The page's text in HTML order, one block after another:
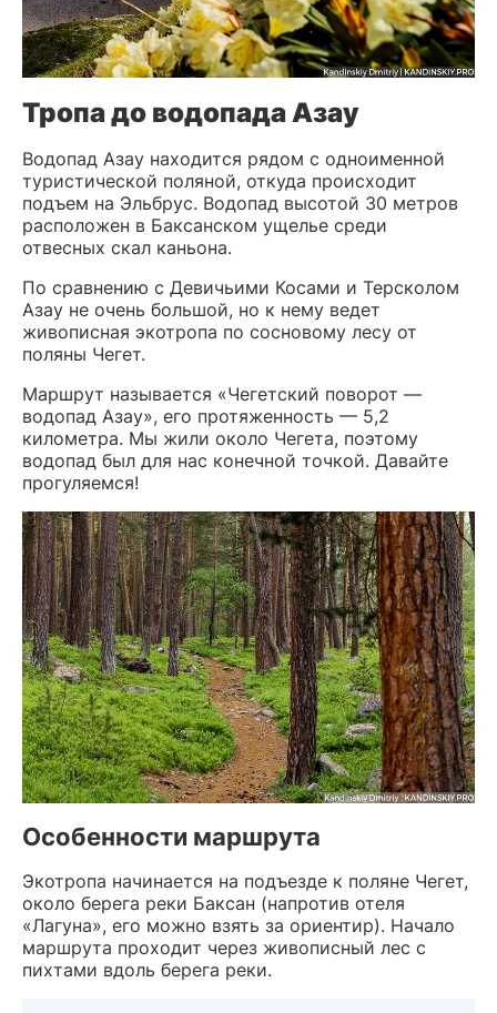
Тропа до водопада Азау
Водопад Азау находится рядом с одноименной
туристической поляной, откуда происходит
подъем на Эльбрус. Водопад высотой 30 метров
расположен в Баксанском ущелье среди
отвесных скал каньона.
По сравнению с Девичьими Косами и Терсколом
Азау не очень большой, но к нему ведет
живописная экотропа по сосновому лесу от
поляны Чегет.
Маршрут называется «Чегетский поворот —
водопад Азау», его протяженность — 5,2
километра. Мы жили около Чегета, поэтому
водопад был для нас конечной точкой. Давайте
прогуляемся!
Особенности маршрута
Экотропа начинается на подъезде к поляне Чегет,
около берега реки Баксан (напротив отеля
«Лагуна», его можно взять за ориентир). Начало
маршрута проходит через живописный лес с
пихтами вдоль берега реки.